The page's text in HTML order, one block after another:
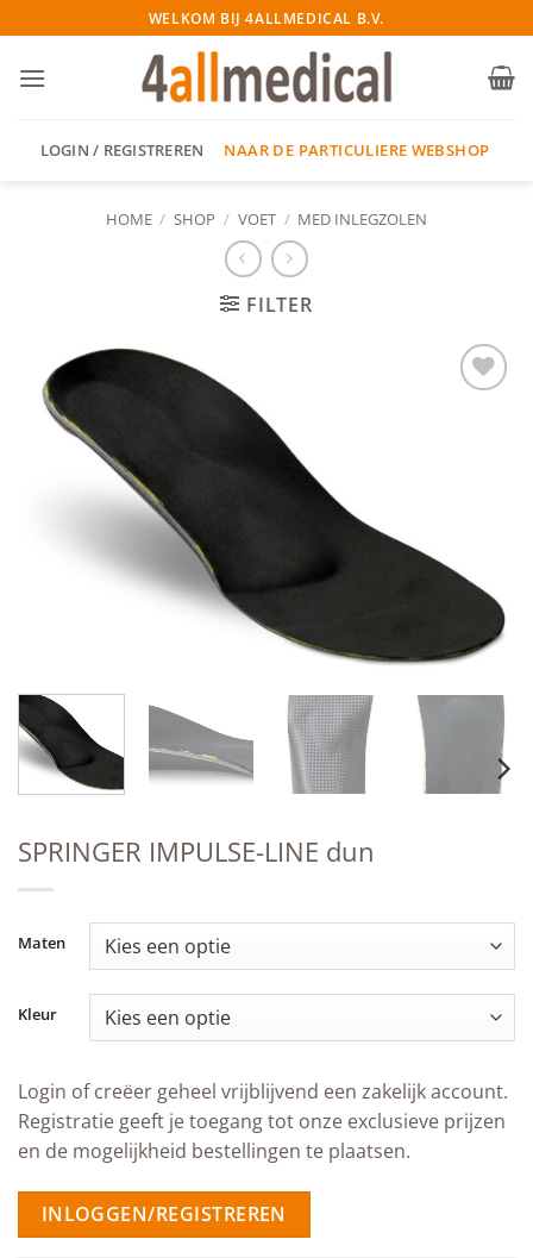
naar
inhoud
WELKOM BIJ 4ALLMEDICAL B.V.
LOGIN / REGISTREREN NAAR DE PARTICULIERE WEBSHOP
HOME / SHOP / VOET / MED INLEGZOLEN
FILTER
SPRINGER IMPULSE-LINE dun
Maten
Kleur
Login of creëer geheel vrijblijvend een zakelijk account.
Registratie geeft je toegang tot onze exclusieve prijzen
en de mogelijkheid bestellingen te plaatsen.
INLOGGEN/REGISTREREN